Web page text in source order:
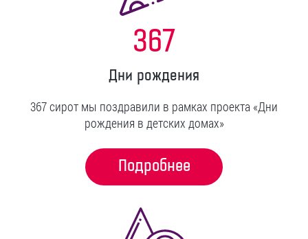
367
Дни рождения
367 сирот мы поздравили в рамках проекта «Дни
рождения в детских домах»
Подробнее